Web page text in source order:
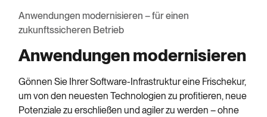
Anwendungen modernisieren – für einen
zukunftssicheren Betrieb
Anwendungen modernisieren
Gönnen Sie Ihrer Software-Infrastruktur eine Frischekur,
um von den neuesten Technologien zu profitieren, neue
Potenziale zu erschließen und agiler zu werden – ohne